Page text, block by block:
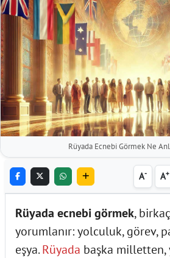
Rüyada Ecnebi Görmek Ne
A- A+
Rüyada ecnebi görmek,
yorumlanır: yolculuk, görev,
eşya.Rüyada başka milletten,